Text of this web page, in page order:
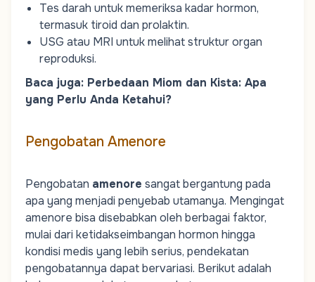
Tes darah untuk memeriksa kadar hormon,
termasuk tiroid dan prolaktin.
USG atau MRI untuk melihat struktur organ
reproduksi.
Baca juga: Perbedaan Miom dan Kista: Apa
yang Perlu Anda Ketahui?
Pengobatan Amenore
Pengobatan amenore sangat bergantung pada
apa yang menjadi penyebab utamanya. Mengingat
amenore bisa disebabkan oleh berbagai faktor,
mulai dari ketidakseimbangan hormon hingga
kondisi medis yang lebih serius, pendekatan
pengobatannya dapat bervariasi. Berikut adalah